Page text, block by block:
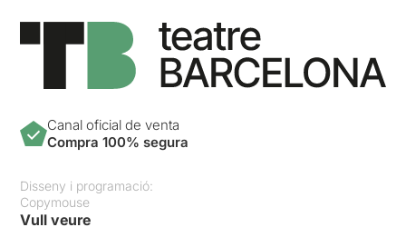
Canal oficial de venta
Compra 100% segura
Disseny i programació:
Copymouse
Vull veure